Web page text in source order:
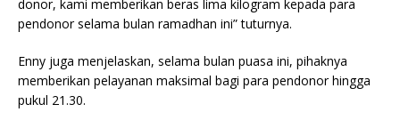
donor, kami memberikan beras lima kilogram kepada para
pendonor selama bulan ramadhan ini” tuturnya.
Enny juga menjelaskan, selama bulan puasa ini, pihaknya
memberikan pelayanan maksimal bagi para pendonor hingga
pukul 21.30.